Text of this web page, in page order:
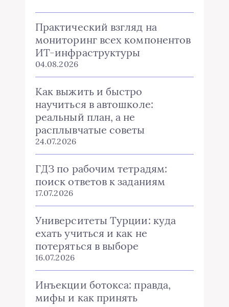
Практический взгляд на
мониторинг всех компонентов
ИТ-инфраструктуры
04.08.2026
Как выжить и быстро
научиться в автошколе:
реальный план, а не
расплывчатые советы
24.07.2026
ГДЗ по рабочим тетрадям:
поиск ответов к заданиям
17.07.2026
Университеты Турции: куда
ехать учиться и как не
потеряться в выборе
16.07.2026
Инъекции ботокса: правда,
мифы и как принять